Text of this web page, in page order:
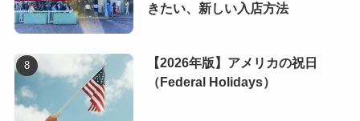
きたい、新しい入店方法
【2026年版】アメリカの祝日
（Federal Holidays）